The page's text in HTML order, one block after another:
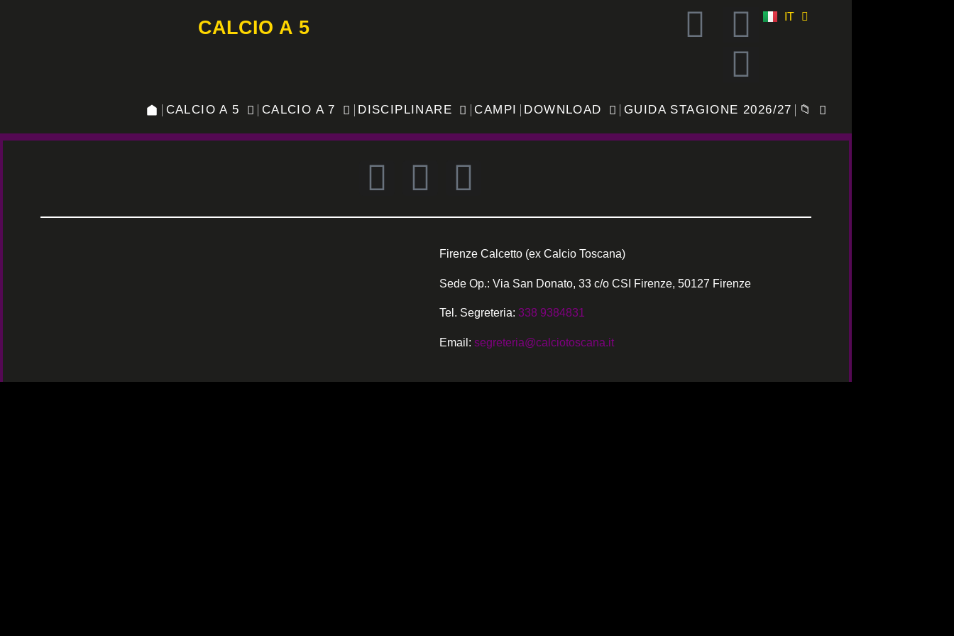
CALCIO A 5
IT
ES
CALCIO A 5 CALCIO A 7 DISCIPLINARE CAMPI DOWNLOAD GUIDA STAGIONE 2026/27 📁
Firenze Calcetto (ex Calcio Toscana)
Sede Op.: Via San Donato, 33 c/o CSI Firenze, 50127 Firenze
Tel. Segreteria: 338 9384831
Email: segreteria@calciotoscana.it